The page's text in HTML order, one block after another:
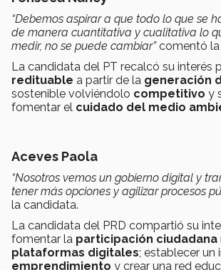
“Debemos aspirar a que todo lo que se
de manera cuantitativa y cualitativa lo
medir, no se puede cambiar”comentó
La candidata del PT recalcó su interés
redituable a partir de la generación
sostenible volviéndolo competitivo y
fomentar el cuidado del medio
Aceves Paola
“Nosotros vemos un gobierno digital y
tener más opciones y agilizar procesos
la candidata.
La candidata del PRD compartió su
fomentar la participación ciudadana
plataformas digitales; establecer un
emprendimiento y crear una red